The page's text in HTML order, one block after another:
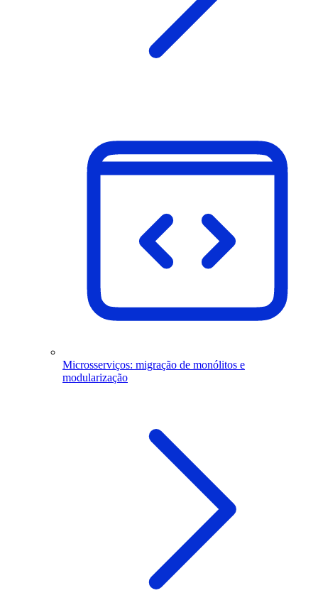
Microsserviços: migração de monólitos e
modularização